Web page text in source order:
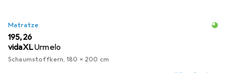
Matratze
EUR
195,26
vidaXLUrmelo
Schaumstoffkern, 180 x 200 cm